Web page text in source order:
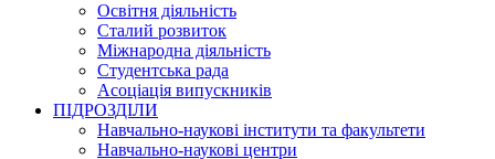
Освітня діяльність
Сталий розвиток
Міжнародна діяльність
Студентська рада
Асоціація випускників
ПІДРОЗДІЛИ
Навчально-наукові інститути та факультети
Навчально-наукові центри